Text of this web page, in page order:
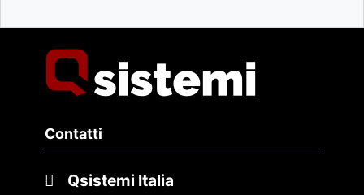
Contatti
Qsistemi Italia